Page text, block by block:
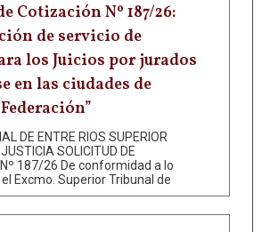
Cotización Nº 187/26:
de servicio de
los Juicios por jurados
en las ciudades de
DE ENTRE RIOS SUPERIOR
SOLICITUD DE
187/26 De conformidad a lo
Excmo. Superior Tribunal de